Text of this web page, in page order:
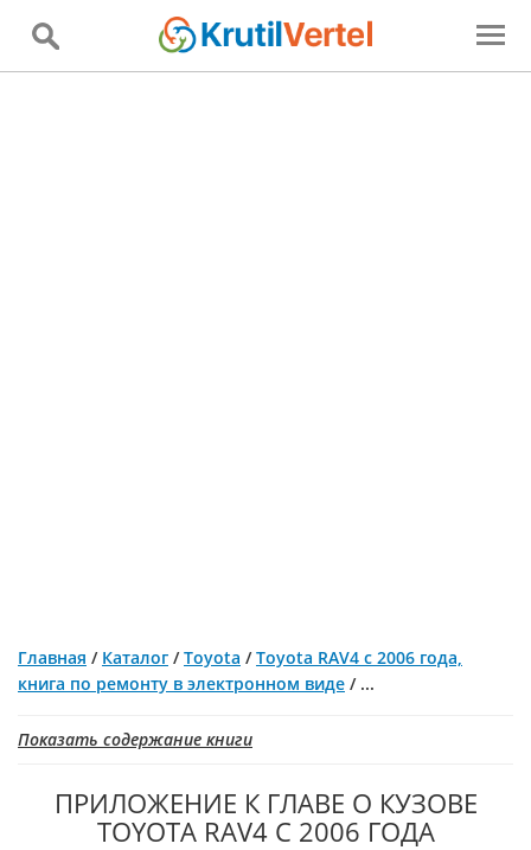
Главная / Каталог /Toyota /Toyota RAV4 с 2006 года,
книга по ремонту в электронном виде / ...
Показать содержание книги
ПРИЛОЖЕНИЕ К ГЛАВЕ О КУЗОВЕ
TOYOTA RAV4 С 2006 ГОДА